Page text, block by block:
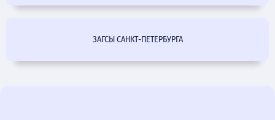
ЗАГСЫ САНКТ-ПЕТЕРБУРГА